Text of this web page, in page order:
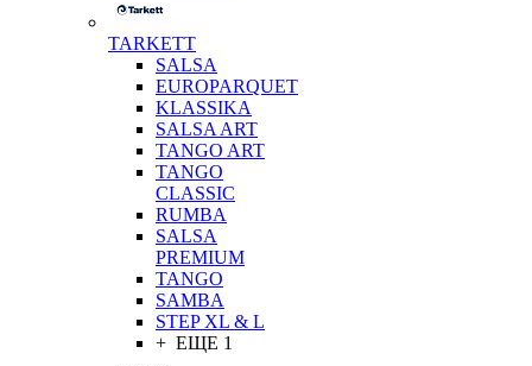
TARKETT
SALSA
EUROPARQUET
KLASSIKA
SALSA ART
TANGO ART
TANGO
CLASSIC
RUMBA
SALSA
PREMIUM
TANGO
SAMBA
STEP XL & L
+ ЕЩЕ 1